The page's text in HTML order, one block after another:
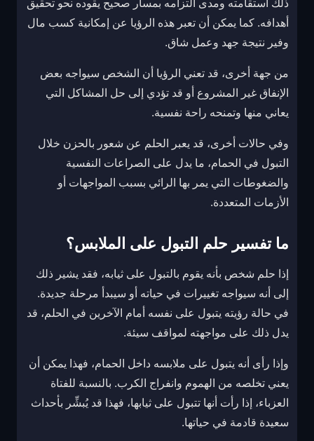
ذلك استقامته ومدى التزامه بمسار صحيح يقوده نحو تحقيق
أهدافه. كما يمكن أن تعبر هذه الرؤيا عن إمكانية كسب مال
وفير نتيجة جهد وعمل شاق.
من جهة أخرى، قد تعني الرؤيا أن الشخص سيواجه بعض
الإنفاق غير المشروع أو قد تؤدي إلى حل المشاكل التي
يعاني منها وتمنحه راحة نفسية.
وفي حالات أخرى، قد يعبر الحلم عن شعور بالحزن خلال
التبول في الحمام، ما يدل على الصراعات النفسية
والضغوطات التي يمر بها الرائي بسبب المواجهات أو
الأزمات المتعددة.
ما تفسير حلم التبول على الملابس؟
إذا حلم شخص بأنه يقوم بالتبول على ثيابه، فقد يشير ذلك
إلى أنه سيواجه تغييرات في حياته أو سيبدأ مرحلة جديدة.
في حالة رؤيته يتبول على نفسه أمام الآخرين في الحلم، قد
يدل ذلك على مواجهته لمواقف سيئة.
وإذا رأى أنه يتبول على ملابسه داخل الحمام، فهذا يمكن أن
يعني تخلصه من الهموم وانفراج الكرب. بالنسبة للفتاة
العزباء، إذا رأت أنها تتبول على ثيابها، فهذا قد يُبشِّر بأحداث
سعيدة قادمة في حياتها.